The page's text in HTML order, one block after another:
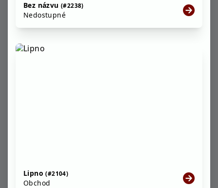
Bez názvu (#2238)
Nedostupné
Lipno(#2104)
Obchod